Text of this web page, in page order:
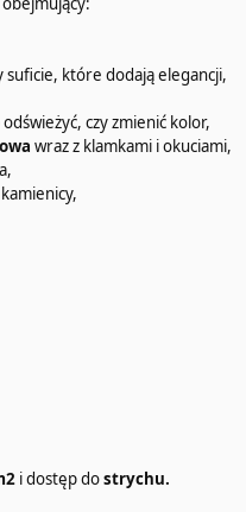
suficie, które dodają elegancji,
czy zmienić kolor,
wraz z klamkami i okuciami,
i dostęp dostrychu.